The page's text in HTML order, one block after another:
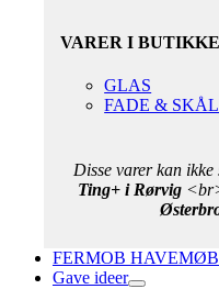
VARER I
GLAS
FADE &
Disse varer kan
Ting+ i Rørvig
FERMOB
Gave ideer